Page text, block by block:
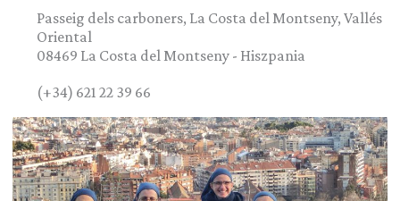
Passeig dels carboners, La Costa del Montseny, Vallés
Oriental
08469 La Costa del Montseny - Hiszpania
(+34) 621 22 39 66